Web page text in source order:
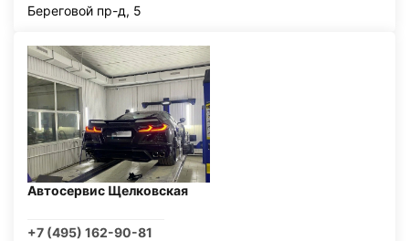
Береговой пр-д, 5
Автосервис Щелковская
+7 (495) 162-90-81